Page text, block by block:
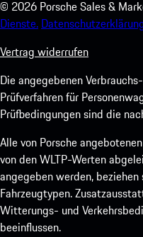
© 2026 Porsche Sales &
Dienste.
Vertrag widerrufen
Die angegebenen
Prüfverfahren für
Prüfbedingungen sind die
Alle von Porsche
von den WLTP-Werten
angegeben werden,
Fahrzeugtypen.
Witterungs- und
beeinflussen.